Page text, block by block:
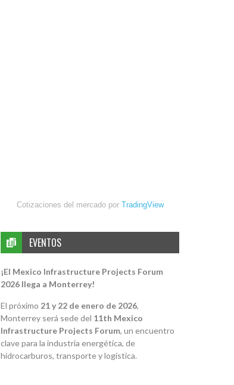
Cotizaciones del mercado por TradingView
EVENTOS
¡El Mexico Infrastructure Projects Forum
2026 llega a Monterrey!
El próximo 21 y 22 de enero de 2026,
Monterrey será sede del 11th Mexico
Infrastructure Projects Forum, un encuentro
clave para la industria energética, de
hidrocarburos, transporte y logística.